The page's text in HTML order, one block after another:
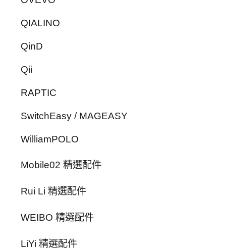
QIALINO
QinD
Qii
RAPTIC
SwitchEasy / MAGEASY
WilliamPOLO
Mobile02 精選配件
Rui Li 精選配件
WEIBO 精選配件
LiYi 精選配件